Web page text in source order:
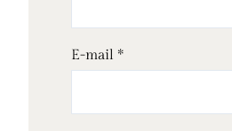
E-mail *